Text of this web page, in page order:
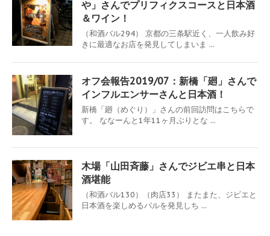
や」さんでプリフィクスコースと日本酒
＆ワイン！
（和酒バル294） 京都の三条駅近く、一人飲み好
きに最適なお店を発見してしまいま ...
オフ会報告2019/07：新橋「廻」さんで
インフルエンサーさんと日本酒！
新橋「廻（めぐり）」さんの前回訪問はこちらで
す。 ななーんと1年11ヶ月ぶりとな ...
木場「山田斉藤」さんでジビエ串と日本
酒堪能
（和酒バル130）（肉店33） またまた、ジビエと
日本酒を楽しめるバルを発見しち ...